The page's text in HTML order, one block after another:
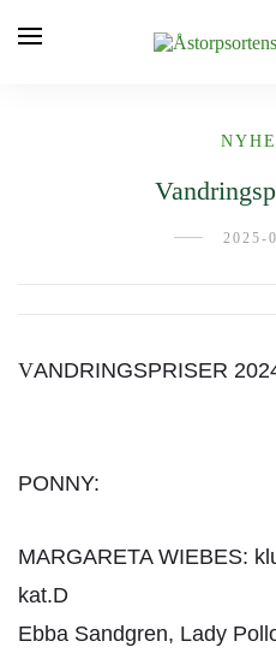
2025-
VANDRINGSPRISER
PONNY:
MARGARETA WIEBES:
kat.D
Ebba Sandgren, Lady